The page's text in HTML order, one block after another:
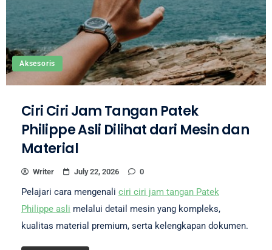
Aksesoris
Ciri Ciri Jam Tangan Patek
Philippe Asli Dilihat dari Mesin dan
Material
Writer July 22, 2026 0
Pelajari cara mengenali ciri ciri jam tangan Patek
Philippe asli melalui detail mesin yang kompleks,
kualitas material premium, serta kelengkapan dokumen.